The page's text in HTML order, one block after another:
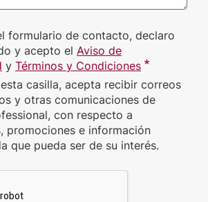
formulario de contacto, declaro
y acepto el Aviso de
y Términos y Condiciones
casilla, acepta recibir correos
y otras comunicaciones de
con respecto a
promociones e información
que pueda ser de su interés.